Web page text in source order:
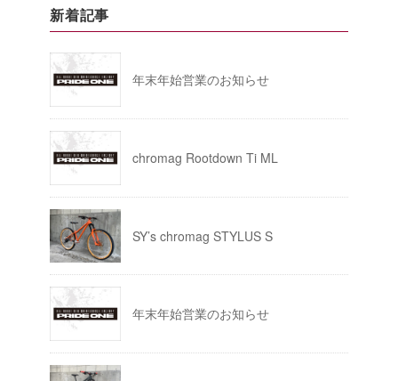
新着記事
年末年始営業のお知らせ
chromag Rootdown Ti ML
SY’s chromag STYLUS S
年末年始営業のお知らせ